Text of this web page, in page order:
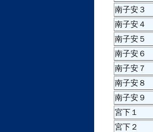
南子安３
南子安４
南子安５
南子安６
南子安７
南子安８
南子安９
宮下１
宮下２